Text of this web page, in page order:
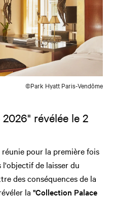
©Park Hyatt Paris-Vendôme
révélée le 2
pour la première fois
l'objectif de laisser du
des conséquences de la
la"Collection Palace